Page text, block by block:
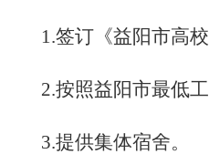
1.签订《益阳市高
2.按照益阳市最低
3.提供集体宿舍。